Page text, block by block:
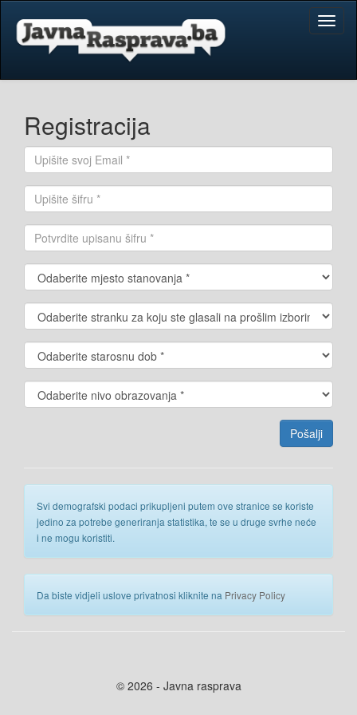
Registracija
Svi demografski podaci prikupljeni putem ove stranice se koriste
jedino za potrebe generiranja statistika, te se u druge svrhe neće
i ne mogu koristiti.
Da biste vidjeli uslove privatnosi kliknite na Privacy Policy
© 2026 - Javna rasprava